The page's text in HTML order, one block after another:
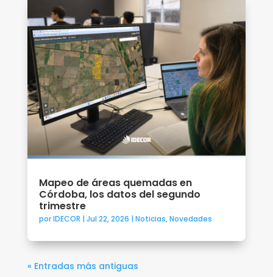
Mapeo de áreas quemadas en
Córdoba, los datos del segundo
trimestre
porIDECOR | Jul 22, 2026 | Noticias,Novedades
« Entradas más antiguas